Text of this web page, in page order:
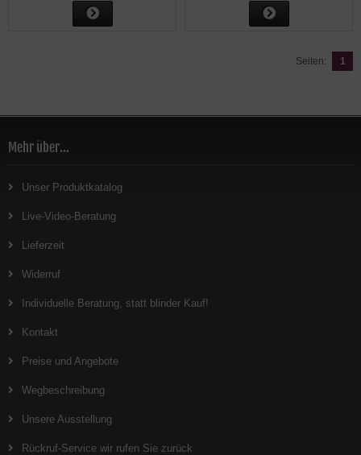
Seiten: 1
Mehr über...
Unser Produktkatalog
Live-Video-Beratung
Lieferzeit
Widerruf
Individuelle Beratung, statt blinder Kauf!
Kontakt
Preise und Angebote
Wegbeschreibung
Unsere Ausstellung
Rückruf-Service wir rufen Sie zurück